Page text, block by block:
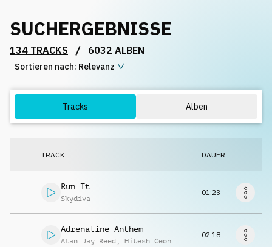
Playlists
Lizenzen
SUCHERGEBNISSE
134 TRACKS / 6032 ALBEN
Sortieren nach: Relevanz
Tracks Alben
TRACK DAUER
Run It
Skydiva
01:23
Adrenaline Anthem
Alan Jay Reed , Hitesh Ceon
02:18